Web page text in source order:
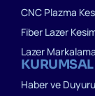
KURUMSAL
Haber ve
CNC Plazma
Fiber Lazer
Lazer Markalama